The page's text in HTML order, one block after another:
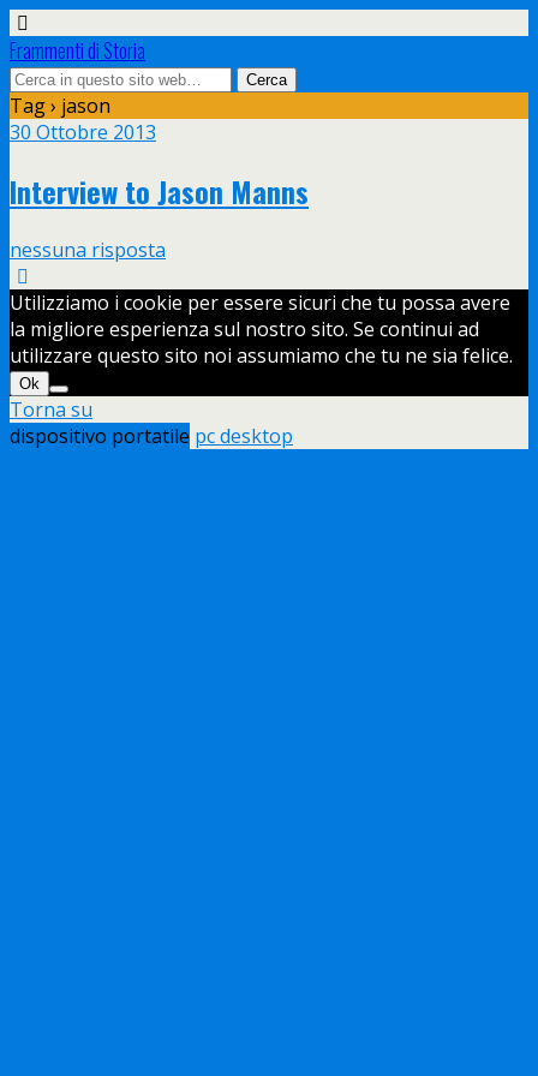
Frammenti di Storia
Tag › jason
30 Ottobre 2013
Interview to Jason Manns
nessuna risposta
Utilizziamo i cookie per essere sicuri che tu possa avere
la migliore esperienza sul nostro sito. Se continui ad
utilizzare questo sito noi assumiamo che tu ne sia felice.
Ok
Torna su
dispositivo portatile pc desktop